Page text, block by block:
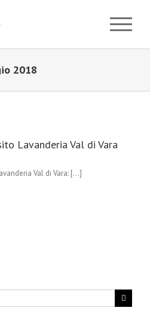
2018
Lavanderia Val di Vara
Val di Vara: [...]